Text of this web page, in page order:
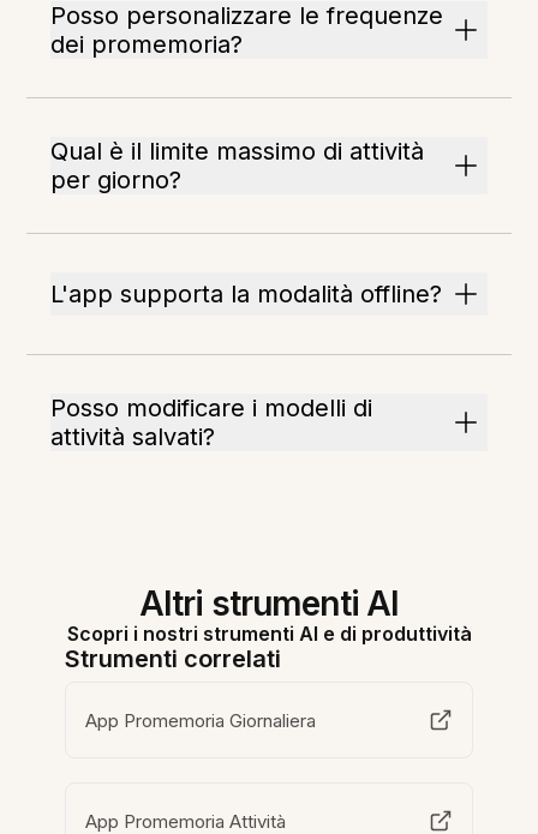
Posso personalizzare le frequenze
dei promemoria?
Qual è il limite massimo di attività
per giorno?
L'app supporta la modalità offline?
Posso modificare i modelli di
attività salvati?
Altri strumenti AI
Scopri i nostri strumenti AI e di produttività
Strumenti correlati
App Promemoria Giornaliera
App Promemoria Attività